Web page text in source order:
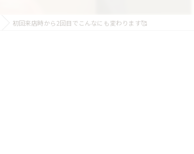
初回来店時から2回目でこんなにも変わります🥰